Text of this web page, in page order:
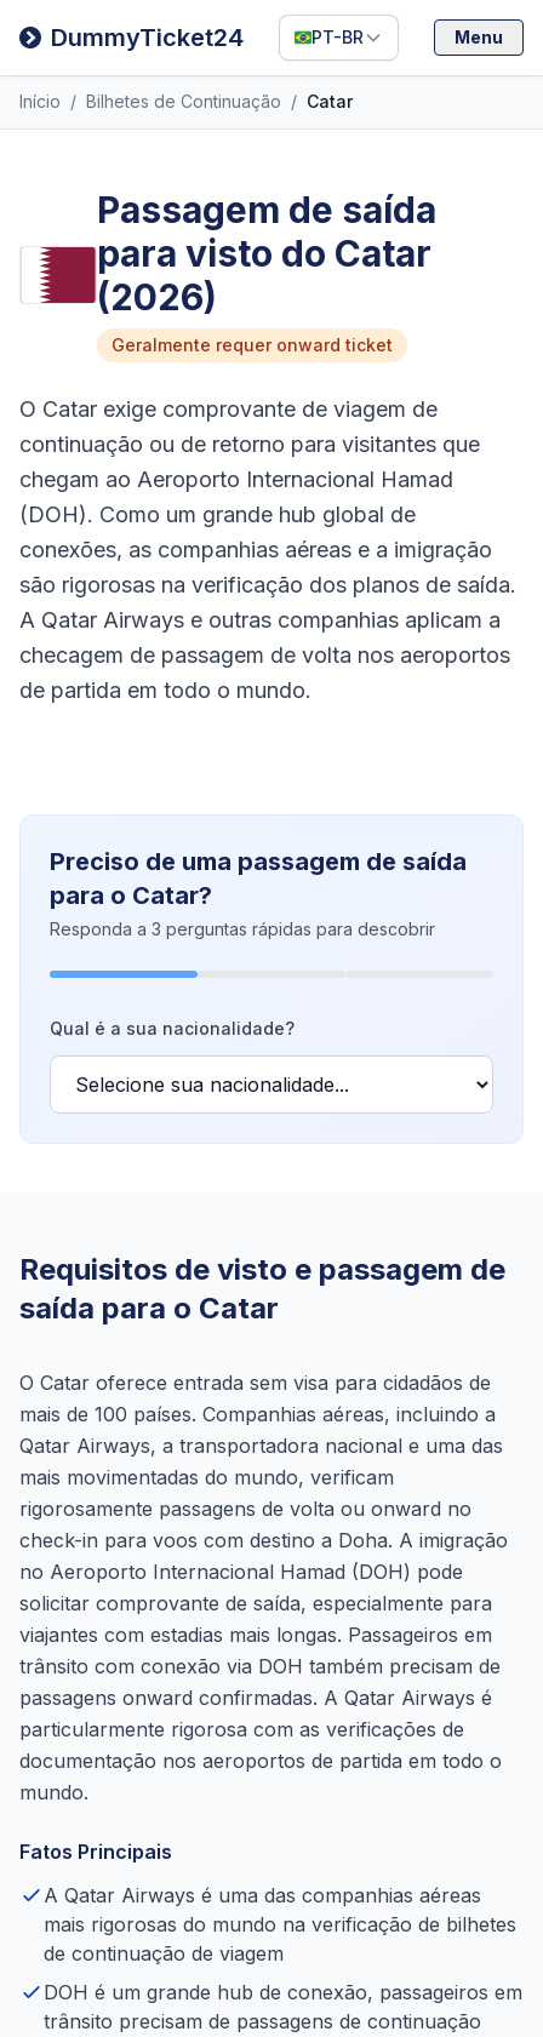
DummyTicket24 PT-BR
Deutsch
Español
Italiano
Menu
Início / Bilhetes de Continuação / Catar
Passagem de saída
para visto do Catar
(2026)
Geralmente requer onward ticket
O Catar exige comprovante de viagem de
continuação ou de retorno para visitantes que
chegam ao Aeroporto Internacional Hamad
(DOH). Como um grande hub global de
conexões, as companhias aéreas e a imigração
são rigorosas na verificação dos planos de saída.
A Qatar Airways e outras companhias aplicam a
checagem de passagem de volta nos aeroportos
de partida em todo o mundo.
Preciso de uma passagem de saída
para o Catar?
Responda a 3 perguntas rápidas para descobrir
Qual é a sua nacionalidade?
Requisitos de visto e passagem de
saída para o Catar
O Catar oferece entrada sem visa para cidadãos de
mais de 100 países. Companhias aéreas, incluindo a
Qatar Airways, a transportadora nacional e uma das
mais movimentadas do mundo, verificam
rigorosamente passagens de volta ou onward no
check-in para voos com destino a Doha. A imigração
no Aeroporto Internacional Hamad (DOH) pode
solicitar comprovante de saída, especialmente para
viajantes com estadias mais longas. Passageiros em
trânsito com conexão via DOH também precisam de
passagens onward confirmadas. A Qatar Airways é
particularmente rigorosa com as verificações de
documentação nos aeroportos de partida em todo o
mundo.
Fatos Principais
A Qatar Airways é uma das companhias aéreas
mais rigorosas do mundo na verificação de bilhetes
de continuação de viagem
DOH é um grande hub de conexão, passageiros em
trânsito precisam de passagens de continuação